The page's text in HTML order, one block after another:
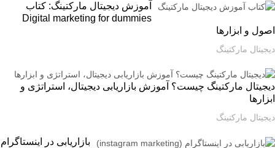
آموزش دیجیتال مارکتینگ: کتاب
Digital marketing for dummies
و ابزارها
مارکتینگ
مارکتینگ چیست؟ آموزش بازاریابی دیجیتال، استراتژی و
مارکتینگ
بازاریابی در اینستاگرام